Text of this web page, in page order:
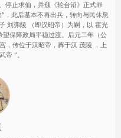
停止求仙，并颁《轮台诏》正式罪
，此后基本不再出兵，转向与民休息
刘弗陵 （即汉昭帝）为嗣，以 霍光
望保障政局平稳过渡。后元二年（公
，传位于汉昭帝，葬于汉 茂陵 ，上
帝 ”。